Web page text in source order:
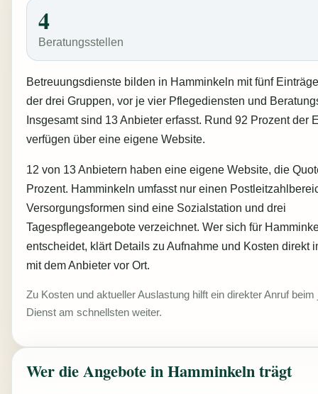
4
Beratungsstellen
Betreuungsdienste bilden in Hamminkeln mit fünf
der drei Gruppen, vor je vier Pflegediensten und
Insgesamt sind 13 Anbieter erfasst. Rund 92 Prozent der
verfügen über eine eigene Website.
12 von 13 Anbietern haben eine eigene Website, die
Prozent. Hamminkeln umfasst nur einen
Versorgungsformen sind eine Sozialstation und drei
Tagespflegeangebote verzeichnet. Wer sich für
entscheidet, klärt Details zu Aufnahme und Kosten direkt
mit dem Anbieter vor Ort.
Zu Kosten und aktueller Auslastung hilft ein direkter Anruf beim
Dienst am schnellsten weiter.
Wer die Angebote in Hamminkeln trägt